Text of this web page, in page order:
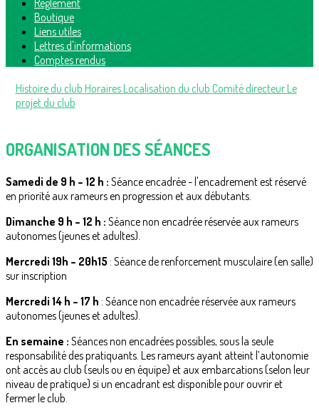
Règlement
Boutique
Liens utiles
Lettres d'informations
Comptes rendus
Histoire du club HorairesLocalisation du club Comité directeurLe
projet du club
ORGANISATION DES SÉANCES
Samedi de 9 h – 12 h : Séance encadrée - l'encadrement est réservé
en priorité aux rameurs en progression et aux débutants.
Dimanche 9 h – 12 h : Séance non encadrée réservée aux rameurs
autonomes (jeunes et adultes).
Mercredi 19h – 20h15 : Séance de renforcement musculaire (en salle)
sur inscription
Mercredi 14 h – 17 h : Séance non encadrée réservée aux rameurs
autonomes (jeunes et adultes).
En semaine : Séances non encadrées possibles, sous la seule
responsabilité des pratiquants. Les rameurs ayant atteint l’autonomie
ont accès au club (seuls ou en équipe) et aux embarcations (selon leur
niveau de pratique) si un encadrant est disponible pour ouvrir et
fermer le club.